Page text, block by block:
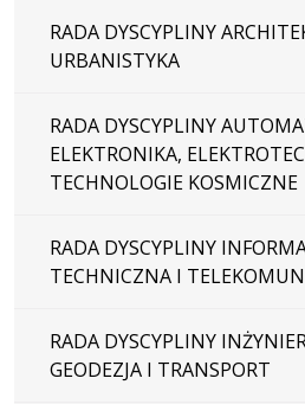
RADA DYSCYPLINY
URBANISTYKA
RADA DYSCYPLINY
ELEKTRONIKA,
TECHNOLOGIE KOSMICZNE
RADA DYSCYPLINY
TECHNICZNA I
RADA DYSCYPLINY
GEODEZJA I TRANSPORT